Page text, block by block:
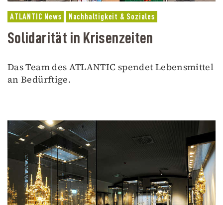
ATLANTIC News Nachhaltigkeit & Soziales
Solidarität in Krisenzeiten
Das Team des ATLANTIC spendet Lebensmittel
an Bedürftige.